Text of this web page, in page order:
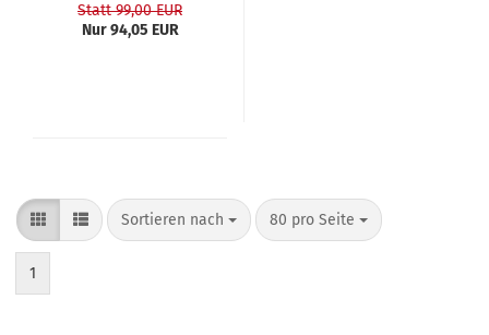
Statt 99,00 EUR
Nur 94,05 EUR
Sortieren nach 80 pro Seite
1